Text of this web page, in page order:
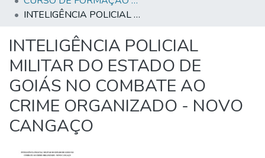
All of DSpace
INTELIGÊNCIA POLICIAL MILITAR DO ESTADO DE GOIÁS NO COMBATE AO CRIME ORGANIZADO - NOVO CANGAÇO
INTELIGÊNCIA POLICIAL
MILITAR DO ESTADO DE
GOIÁS NO COMBATE AO
CRIME ORGANIZADO - NOVO
CANGAÇO